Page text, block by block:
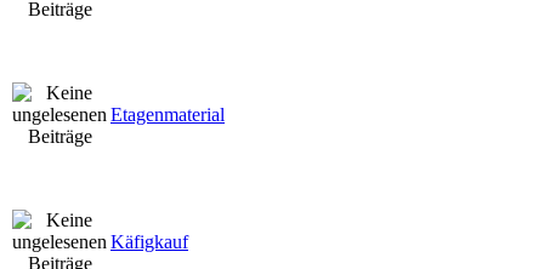
Etagenmaterial
Käfigkauf